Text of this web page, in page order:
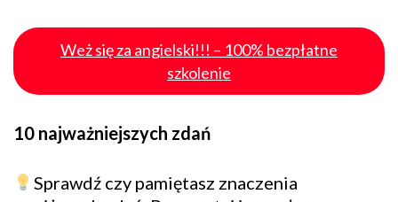
Weż się za angielski!!! – 100% bezpłatne
szkolenie
10 najważniejszych zdań
Sprawdź czy pamiętasz znaczenia